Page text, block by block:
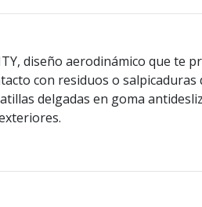
diseño aerodinámico que te
con residuos o salpicaduras
delgadas en goma